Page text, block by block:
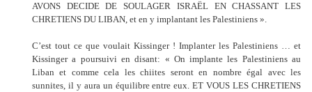
AVONS DECIDE DE SOULAGER ISRAËL EN CHASSANT LES
CHRETIENS DU LIBAN, et en y implantant les Palestiniens ».
C’est tout ce que voulait Kissinger ! Implanter les Palestiniens … et
Kissinger a poursuivi en disant: « On implante les Palestiniens au
Liban et comme cela les chiites seront en nombre égal avec les
sunnites, il y aura un équilibre entre eux. ET VOUS LES CHRETIENS